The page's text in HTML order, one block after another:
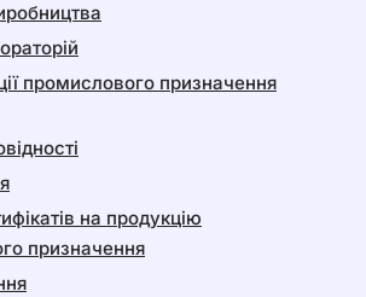
промислового призначення
на продукцію
призначення